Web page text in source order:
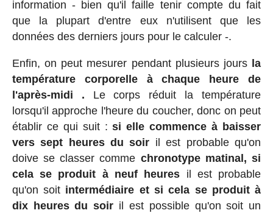
information - bien qu'il faille tenir compte du fait
que la plupart d'entre eux n'utilisent que les
données des derniers jours pour le calculer -.
Enfin, on peut mesurer pendant plusieurs jours la
température corporelle à chaque heure de
l'après-midi . Le corps réduit la température
lorsqu'il approche l'heure du coucher, donc on peut
établir ce qui suit :si elle commence à baisser
vers sept heures du soir il est probable qu'on
doive se classer comme chronotype matinal, si
cela se produit à neuf heures il est probable
qu'on soit intermédiaire et si cela se produit à
dix heures du soir il est possible qu'on soit un